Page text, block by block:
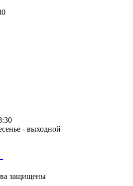
- выходной
защищены